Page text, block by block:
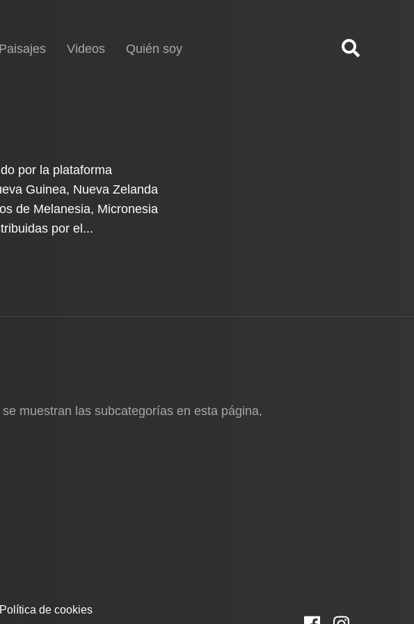
Inicio
Paisajes Videos Quién soy
por la plataforma
Guinea, Nueva Zelanda
de Melanesia, Micronesia
por el...
muestran las subcategorías en esta página,
Política de cookies